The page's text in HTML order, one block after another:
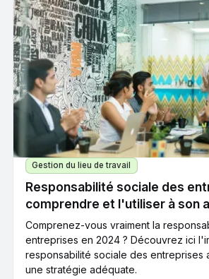
Gestion du lieu de travail
Responsabilité sociale des
comprendre et l'utiliser à son
Comprenez-vous vraiment la
entreprises en 2024 ? Découvrez ici
responsabilité sociale des entreprises
une stratégie adéquate.